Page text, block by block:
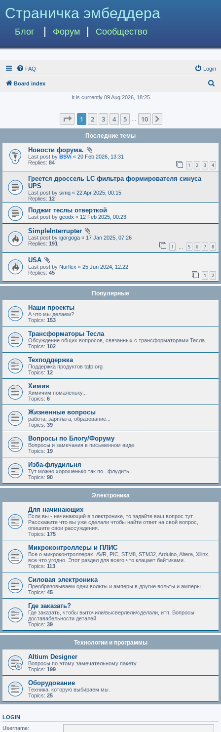
Страничка эмбеддера
Блог Форум Сообщество
FAQ Login
Board index
c
h
It is currently 09 Aug 2026, 18:25
Page 1of 10
1 2 3 4 5 10
Последние темы
Новости форума.
Last post by BSVi « 20 Feb 2026, 13:31
Replies: 84 1 2 3 4
Греется дроссель LC фильтра формирователя синуса
UPS
Last post by simq « 22 Apr 2025, 00:15
Replies: 12
Поджиг теслы отверткой
Last post by geodx « 12 Feb 2025, 00:23
SimpleInterrupter
Last post by igorgoga « 17 Jan 2025, 07:26
Replies: 191 1 … 5 6 7 8
USA
Last post by Nurflex « 25 Jun 2024, 12:22
Replies: 45 1 2
Популярные
Наши проекты
А что мы делаем?
Topics: 153
Трансформаторы Тесла
Обсуждение общих вопросов, связанных с трансформаторами Тесла.
Topics: 102
Техподдержка
Поддержка продуктов tqfp.org
Topics: 12
Химия
Химичим помаленьку...
Topics: 6
Жизненные вопросы
работа, зарплата, образование...
Topics: 39
Вопросы по Блогу/Форуму
Вопросы и замечания в письменном виде.
Topics: 19
Изба-флудильня
Тут можно хорошенько так по.. флудить...
Topics: 90
Электроника
Для начинающих
Если вы - начинающий в электронике, то задайте ваш вопрос тут.
Расскажите что вы уже сделали чтобы найти ответ на свой вопрос,
опишите свои рассуждения.
Topics: 175
Микроконтроллеры и ПЛИС
Все о микроконтроллерах: AVR, PIC, STM8, STM32, Arduino, Altera, Xilinx,
все что угодно. Этот раздел для всего что клацает байтиками.
Topics: 113
Силовая электроника
Преобразовываем одни вольты и амперы в другие вольты и амперы.
Topics: 45
Где заказать?
Где заказать, чтобы выточили/высверлели/сделали, итп. Вопросы
доставабельности деталей.
Topics: 39
Технологии и программы
Altium Designer
Вопросы по этому замечательному пакету.
Topics: 199
Оборудование
Техника, которую выбираем мы.
Topics: 25
LOGIN
Username: